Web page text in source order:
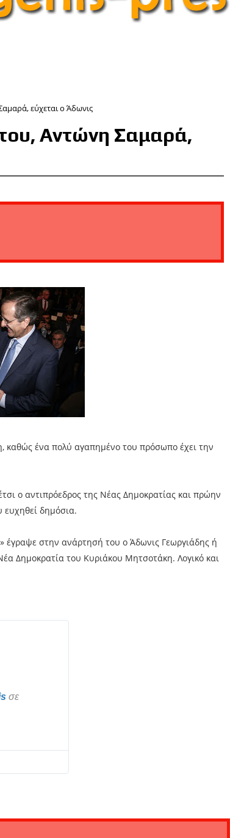
εύχεται ο Άδωνις
Αντώνη Σαμαρά,
καθώς ένα πολύ αγαπημένο του πρόσωπο έχει την
ο αντιπρόεδρος της Νέας Δημοκρατίας και πρώην
δημόσια.
έγραψε στην ανάρτησή του ο Άδωνις Γεωργιάδης ή
Δημοκρατία του Κυριάκου Μητσοτάκη. Λογικό και
σε
ί